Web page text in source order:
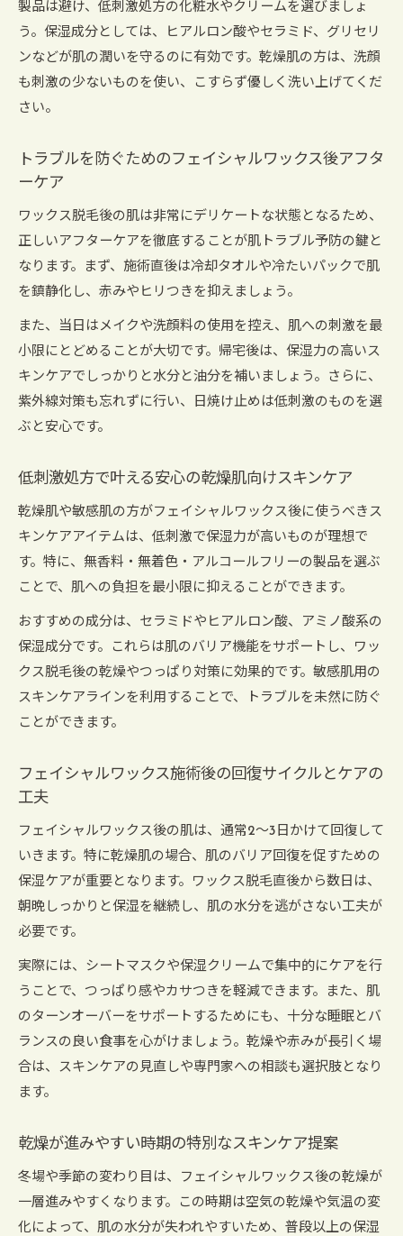
製品は避け、低刺激処方の化粧水やクリームを選びましょ
う。保湿成分としては、ヒアルロン酸やセラミド、グリセリ
ンなどが肌の潤いを守るのに有効です。乾燥肌の方は、洗顔
も刺激の少ないものを使い、こすらず優しく洗い上げてくだ
さい。
トラブルを防ぐためのフェイシャルワックス後アフタ
ーケア
ワックス脱毛後の肌は非常にデリケートな状態となるため、
正しいアフターケアを徹底することが肌トラブル予防の鍵と
なります。まず、施術直後は冷却タオルや冷たいパックで肌
を鎮静化し、赤みやヒリつきを抑えましょう。
また、当日はメイクや洗顔料の使用を控え、肌への刺激を最
小限にとどめることが大切です。帰宅後は、保湿力の高いス
キンケアでしっかりと水分と油分を補いましょう。さらに、
紫外線対策も忘れずに行い、日焼け止めは低刺激のものを選
ぶと安心です。
低刺激処方で叶える安心の乾燥肌向けスキンケア
乾燥肌や敏感肌の方がフェイシャルワックス後に使うべきス
キンケアアイテムは、低刺激で保湿力が高いものが理想で
す。特に、無香料・無着色・アルコールフリーの製品を選ぶ
ことで、肌への負担を最小限に抑えることができます。
おすすめの成分は、セラミドやヒアルロン酸、アミノ酸系の
保湿成分です。これらは肌のバリア機能をサポートし、ワッ
クス脱毛後の乾燥やつっぱり対策に効果的です。敏感肌用の
スキンケアラインを利用することで、トラブルを未然に防ぐ
ことができます。
フェイシャルワックス施術後の回復サイクルとケアの
工夫
フェイシャルワックス後の肌は、通常2～3日かけて回復して
いきます。特に乾燥肌の場合、肌のバリア回復を促すための
保湿ケアが重要となります。ワックス脱毛直後から数日は、
朝晩しっかりと保湿を継続し、肌の水分を逃がさない工夫が
必要です。
実際には、シートマスクや保湿クリームで集中的にケアを行
うことで、つっぱり感やカサつきを軽減できます。また、肌
のターンオーバーをサポートするためにも、十分な睡眠とバ
ランスの良い食事を心がけましょう。乾燥や赤みが長引く場
合は、スキンケアの見直しや専門家への相談も選択肢となり
ます。
乾燥が進みやすい時期の特別なスキンケア提案
冬場や季節の変わり目は、フェイシャルワックス後の乾燥が
一層進みやすくなります。この時期は空気の乾燥や気温の変
化によって、肌の水分が失われやすいため、普段以上の保湿